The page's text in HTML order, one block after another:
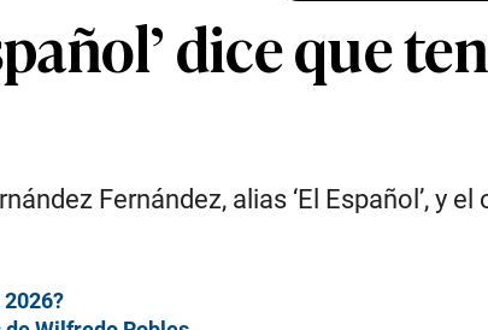
dice que
Fernández, alias ‘El Español’, y el